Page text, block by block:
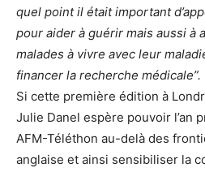
quel point il était important
pour aider à guérir mais aussi à
malades à vivre avec leur
financer la recherche médicale”.
Si cette première édition à
Julie Danel espère pouvoir l’an
AFM-Téléthon au-delà des
anglaise et ainsi sensibiliser la